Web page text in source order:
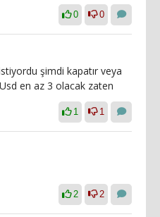
0 0
şimdi kapatır veya
Usd en az 3 olacak zaten
1 1
2 2